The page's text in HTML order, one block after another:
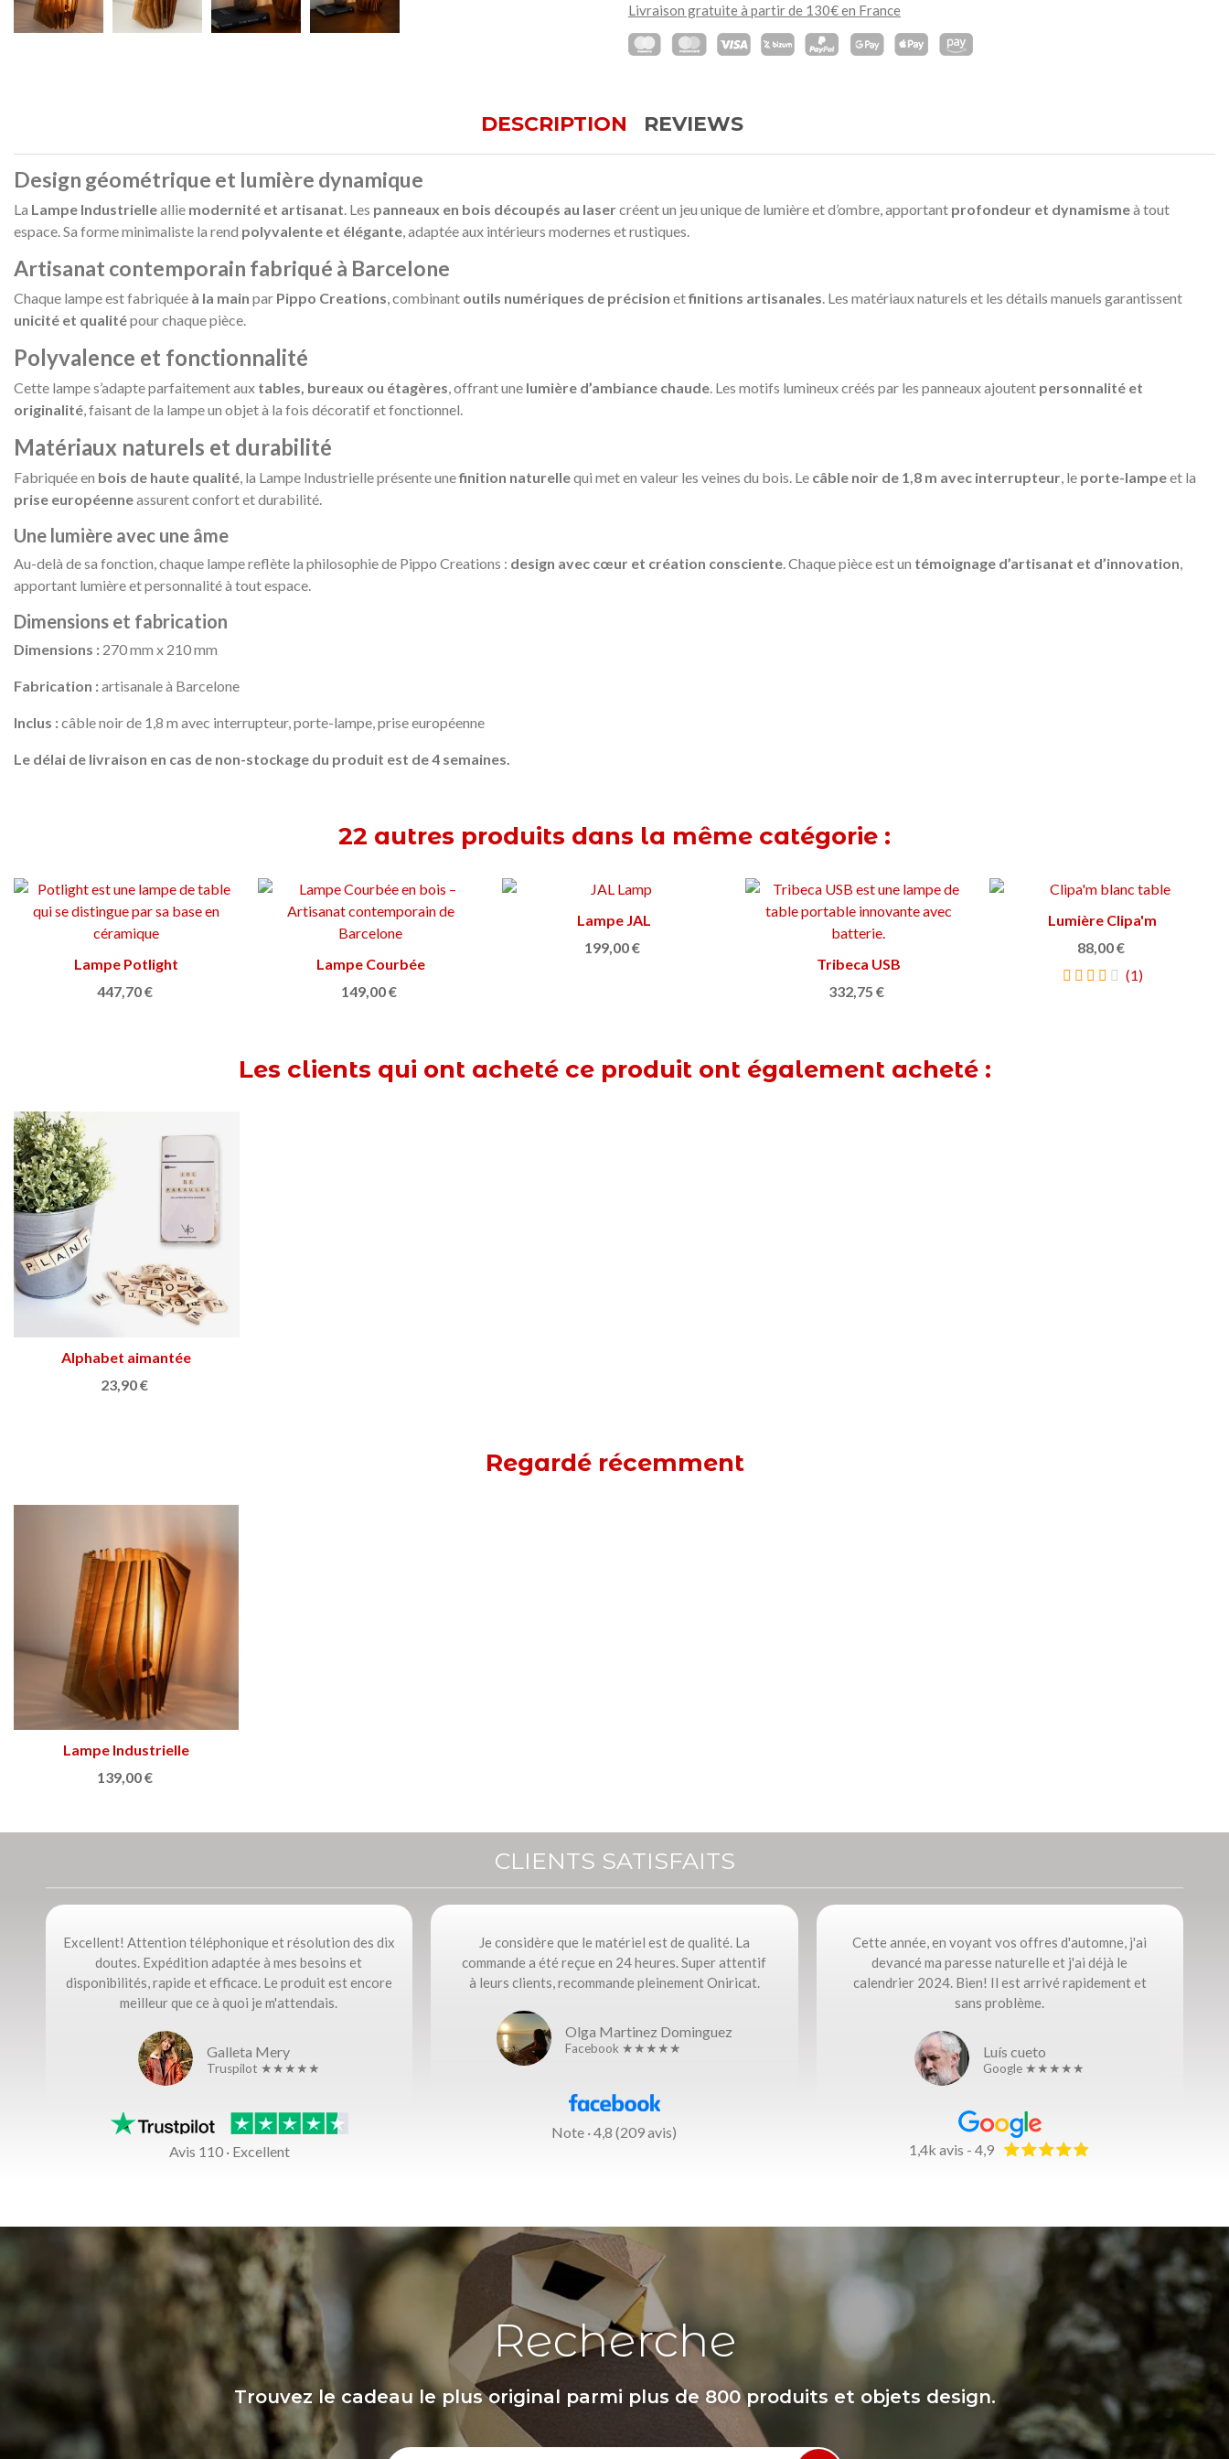
Livraison gratuite à partir de 130€ en France
DESCRIPTION REVIEWS
Design géométrique et lumière dynamique
La Lampe Industrielleallie modernité et artisanat . Les panneaux en bois découpés au lasercréent un jeu unique de lumière et d’ombre, apportant profondeur et dynamismeà tout
espace. Sa forme minimaliste la rend polyvalente et élégante , adaptée aux intérieurs modernes et rustiques.
Artisanat contemporain fabriqué à Barcelone
Chaque lampe est fabriquée à la main par Pippo Creations , combinant outils numériques de précision etfinitions artisanales . Les matériaux naturels et les détails manuels garantissent
unicité et qualitépour chaque pièce.
Polyvalence et fonctionnalité
Cette lampe s’adapte parfaitement aux tables, bureaux ou étagères , offrant une lumière d’ambiance chaude . Les motifs lumineux créés par les panneaux ajoutent personnalité et
originalité , faisant de la lampe un objet à la fois décoratif et fonctionnel.
Matériaux naturels et durabilité
Fabriquée en bois de haute qualité , la Lampe Industrielle présente unefinition naturellequi met en valeur les veines du bois. Le câble noir de 1,8 m avec interrupteur , le porte-lampeet la
prise européenneassurent confort et durabilité.
Une lumière avec une âme
Au-delà de sa fonction, chaque lampe reflète la philosophie de Pippo Creations : design avec cœur et création consciente . Chaque pièce est un témoignage d’artisanat et d’innovation
apportant lumière et personnalité à tout espace.
Dimensions et fabrication
Dimensions : 270 mm x 210 mm
Fabrication :artisanale à Barcelone
Inclus :câble noir de 1,8 m avec interrupteur, porte-lampe, prise européenne
Le délai de livraison en cas de non-stockage du produit est de 4 semaines.
22 autres produits dans la même catégorie :
Ajouter au panier
Lampe Potlight
447,70 €
Ajouter au panier
Lampe Courbée
149,00 €
Afficher plus
Lampe JAL
199,00 €
Afficher plus
Tribeca USB
332,75 €
Afficher plus
Lumière Clipa'm
88,00 €
(1)
Les clients qui ont acheté ce produit ont également acheté :
Ajouter au panier
Alphabet aimantée
23,90 €
Regardé récemment
Afficher plus
Lampe Industrielle
139,00 €
CLIENTS SATISFAITS
Excellent! Attention téléphonique et résolution des dix
doutes. Expédition adaptée à mes besoins et
disponibilités, rapide et efficace. Le produit est encore
meilleur que ce à quoi je m'attendais.
Galleta Mery
Truspilot ★★★★★
Avis 110 · Excellent
Je considère que le matériel est de qualité. La
commande a été reçue en 24 heures. Super attentif
à leurs clients, recommande pleinement Oniricat.
Olga Martinez Dominguez
Facebook ★★★★★
Note · 4,8 (209 avis)
Cette année, en voyant vos offres d'automne, j'ai
devancé ma paresse naturelle et j'ai déjà le
calendrier 2024. Bien! Il est arrivé rapidement et
sans problème.
Luís cueto
Google ★★★★★
1,4k avis - 4,9
Recherche
Trouvez le cadeau le plus original parmi plus de 800 produits et objets design.